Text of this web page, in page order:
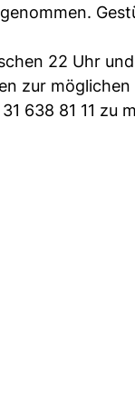
22 Uhr
zur möglichen
638 81 11 zu